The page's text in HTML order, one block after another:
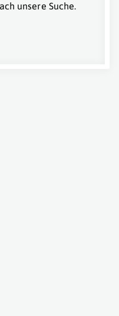
unsere Suche.